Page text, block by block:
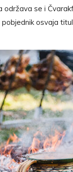
održava se i
osvaja